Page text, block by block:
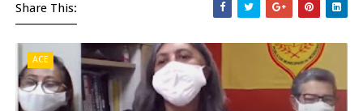
Share This:
ACE